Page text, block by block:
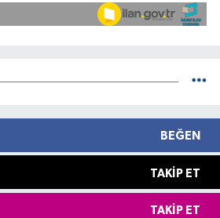
BEĞEN
TAKIP ET
TAKIP ET